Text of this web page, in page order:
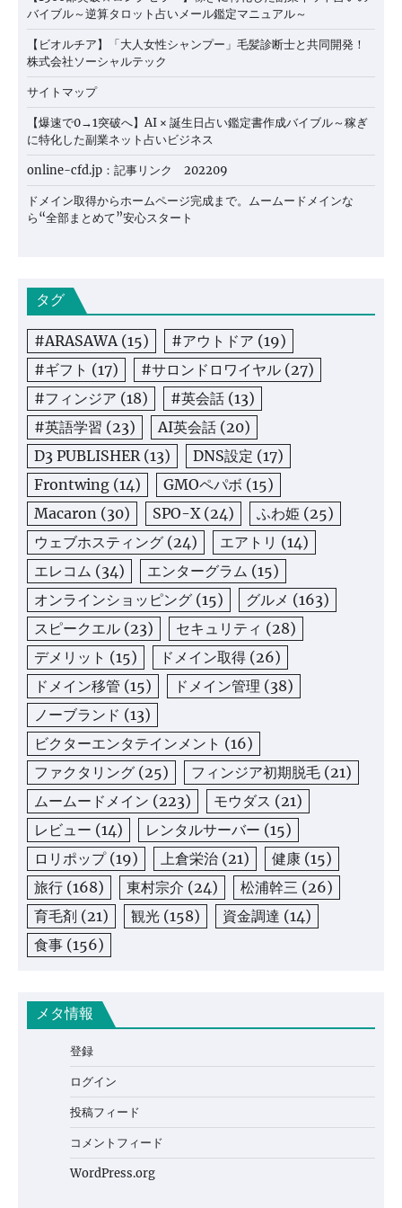
バイブル～逆算タロット占いメール鑑定マニュアル～
【ビオルチア】「大人女性シャンプー」毛髪診断士と共同開発！
株式会社ソーシャルテック
サイトマップ
【爆速で0→1突破へ】AI × 誕生日占い鑑定書作成バイブル～稼ぎ
に特化した副業ネット占いビジネス
online-cfd.jp：記事リンク 202209
ドメイン取得からホームページ完成まで。ムームードメインな
ら“全部まとめて”安心スタート
タグ
#ARASAWA (15) #アウトドア (19)
#ギフト (17) #サロンドロワイヤル (27)
#フィンジア (18) #英会話 (13)
#英語学習 (23) AI英会話 (20)
D3 PUBLISHER (13) DNS設定 (17)
Frontwing (14) GMOペパボ (15)
Macaron (30) SPO-X (24) ふわ姫 (25)
ウェブホスティング (24) エアトリ (14)
エレコム (34) エンターグラム (15)
オンラインショッピング (15) グルメ (163)
スピークエル (23) セキュリティ (28)
デメリット (15) ドメイン取得 (26)
ドメイン移管 (15) ドメイン管理 (38)
ノーブランド (13)
ビクターエンタテインメント (16)
ファクタリング (25) フィンジア初期脱毛 (21)
ムームードメイン (223) モウダス (21)
レビュー (14) レンタルサーバー (15)
ロリポップ(19) 上倉栄治 (21) 健康 (15)
旅行 (168) 東村宗介 (24) 松浦幹三 (26)
育毛剤 (21) 観光 (158) 資金調達 (14)
食事 (156)
メタ情報
登録
ログイン
投稿フィード
コメントフィード
WordPress.org